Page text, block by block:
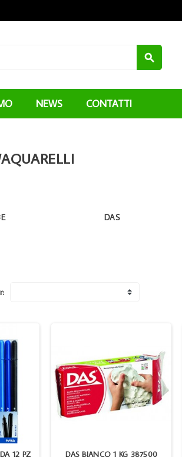

NEWS CONTATTI
DAS
12 PZ
DAS BIANCO 1 KG 387500